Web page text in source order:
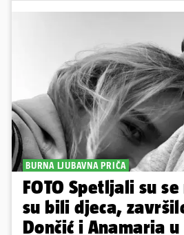
BURNA LJUBAVNA PRIČA
FOTO Spetljali su
su bili djeca,
Dončić i Anamaria